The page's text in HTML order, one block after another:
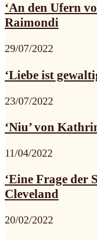
‘An den Ufern
Raimondi
29/07/2022
‘Liebe ist
23/07/2022
‘Niu’ von
11/04/2022
‘Eine Frage der
Cleveland
20/02/2022